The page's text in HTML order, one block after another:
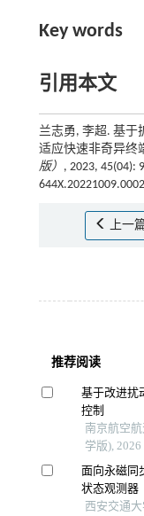
Key words
引用本文
兰志勇, 李超. 基于
适应快速非奇异终
版） , 2023, 45(04):
644X.20221009.0002
上一